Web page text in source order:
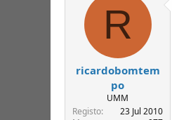
R
ricardobomtem
po
UMM
Registo
23 Jul 2010